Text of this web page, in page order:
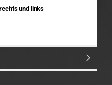
und links